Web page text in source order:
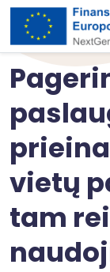
vietų
tam